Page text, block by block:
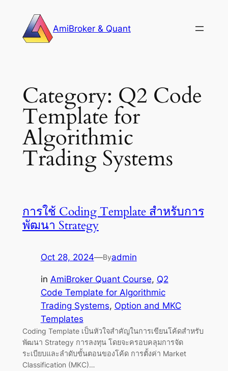
content
AmiBroker & Quant
Category: Q2 Code
Template for
Algorithmic
Trading Systems
การใช้ Coding Template สำหรับการ
พัฒนา Strategy
Oct 28, 2024—Byadmin
in AmiBroker Quant Course, Q2
Code Template for Algorithmic
Trading Systems, Option and MKC
Templates
Coding Template เป็นหัวใจสำคัญในการเขียนโค้ดสำหรับ
พัฒนา Strategy การลงทุน โดยจะครอบคลุมการจัด
ระเบียบและลำดับขั้นตอนของโค้ด การตั้งค่า Market
Classification (MKC)…